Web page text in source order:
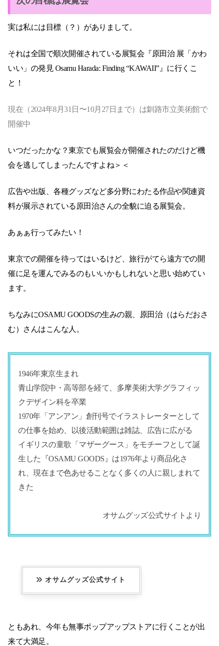
実は私には目標（？）がありまして。
それは全国で順次開催されている展覧会『原田治 展「かわ
いい」の発見 Osamu Harada: Finding “KAWAII”』に行くこ
と！
現在（2024年8月31日〜10月27日まで）は釧路市立美術館で
開催中
いつだったかな？東京でも展覧会が開催されたのだけど機
会を逃してしまったんですよね＞＜
広告や出版、各種グッズなど多分野にわたる作品や関連資
料が展示されている原田治さんの全貌に迫る展覧会。
あぁぁ行ってみたい！
東京での開催を待ってはいるけど、旅行がてら遠方での開
催に足を運んでみるのもいいかもしれないと思い始めてい
ます。
ちなみにOSAMU GOODSの生みの親、原田治（はらだおさ
む）さんはこんな人。
1946年東京生まれ
青山学院中・高等部を経て、多摩美術大学グラフィッ
クデザイン科を卒業
1970年「アンアン」創刊号でイラストレーターとして
の仕事を始め、以後活動範囲は雑誌、広告に広がる
イギリスの童歌「マザーグース」をモチーフとして誕
生した『OSAMU GOODS』は1976年より商品化さ
れ、現在まで色あせることなく多くの人に親しまれて
きた
オサムグッズ公式サイトより
オサムグッズ公式サイト
ともあれ、今年も無事ポップアップストアに行くことが出
来て大満足。